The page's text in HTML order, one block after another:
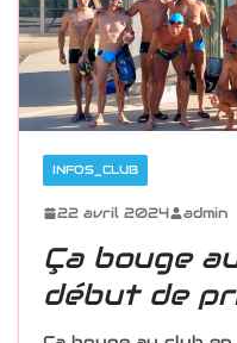
INFOS_CLUB
22 avril 2024 admin
Ça bouge
début de